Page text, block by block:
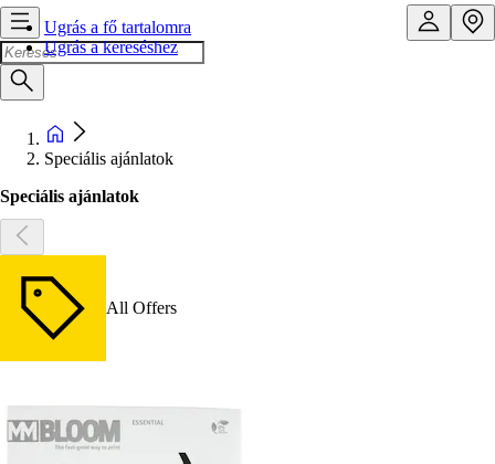
Ugrás a fő tartalomra
Ugrás a kereséshez
Speciális ajánlatok
Speciális ajánlatok
All Offers